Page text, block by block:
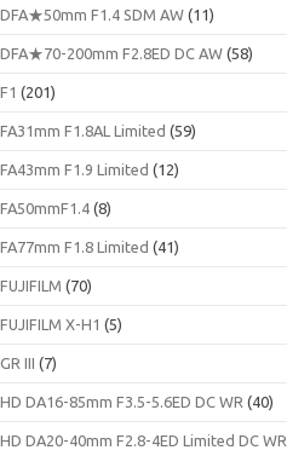
DFA★50mm F1.4 SDM AW (11)
DFA★70-200mm F2.8ED DC AW (58)
F1 (201)
FA31mm F1.8AL Limited (59)
FA43mm F1.9 Limited (12)
FA50mmF1.4 (8)
FA77mm F1.8 Limited (41)
FUJIFILM (70)
FUJIFILM X-H1 (5)
GR III (7)
HD DA16-85mm F3.5-5.6ED DC WR (40)
HD DA20-40mm F2.8-4ED Limited DC WR